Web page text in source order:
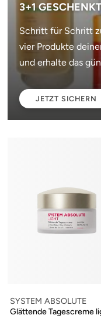
3+1 GESCHENKT
Schritt für Schritt
vier Produkte
und erhalte das
JETZT SICHERN
SYSTEM ABSOLUTE
Glättende Tagescreme